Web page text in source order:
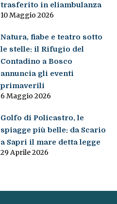
trasferito in eliambulanza
10 Maggio 2026
Natura, fiabe e teatro sotto
le stelle: il Rifugio del
Contadino a Bosco
annuncia gli eventi
primaverili
6 Maggio 2026
Golfo di Policastro, le
spiagge più belle: da Scario
a Sapri il mare detta legge
29 Aprile 2026